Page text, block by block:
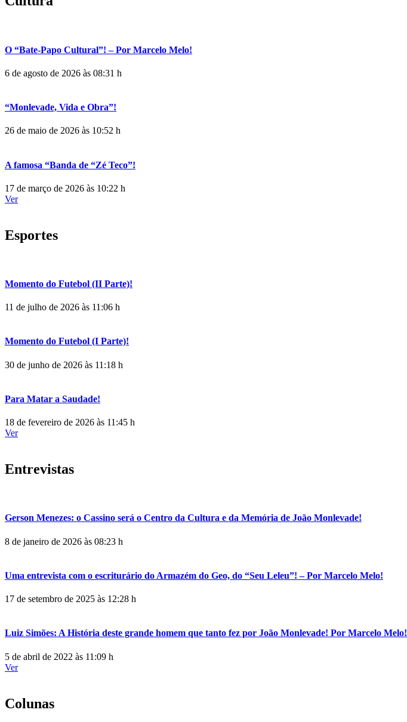
O “Bate-Papo Cultural”! – Por Marcelo Melo!
6 de agosto de 2026 às 08:31 h
“Monlevade, Vida e Obra”!
26 de maio de 2026 às 10:52 h
A famosa “Banda de “Zé Teco”!
17 de março de 2026 às 10:22 h
Ver
Esportes
Momento do Futebol (II Parte)!
11 de julho de 2026 às 11:06 h
Momento do Futebol (I Parte)!
30 de junho de 2026 às 11:18 h
Para Matar a Saudade!
18 de fevereiro de 2026 às 11:45 h
Ver
Entrevistas
Gerson Menezes: o Cassino será o Centro da Cultura e da Memória de João Monlevade!
8 de janeiro de 2026 às 08:23 h
Uma entrevista com o escriturário do Armazém do Geo, do “Seu Leleu”! – Por Marcelo Melo!
17 de setembro de 2025 às 12:28 h
Luiz Simões: A História deste grande homem que tanto fez por João Monlevade! Por Marcelo Melo!
5 de abril de 2022 às 11:09 h
Ver
Colunas